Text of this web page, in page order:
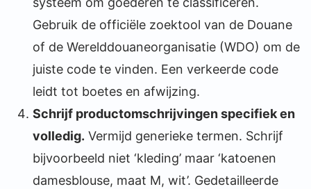
Gebruik de officiële zoektool van de Douane
of de Werelddouaneorganisatie (WDO) om de
juiste code te vinden. Een verkeerde code
leidt tot boetes en afwijzing.
Schrijf productomschrijvingen specifiek en
volledig. Vermijd generieke termen. Schrijf
bijvoorbeeld niet ‘kleding’ maar ‘katoenen
damesblouse, maat M, wit’. Gedetailleerde